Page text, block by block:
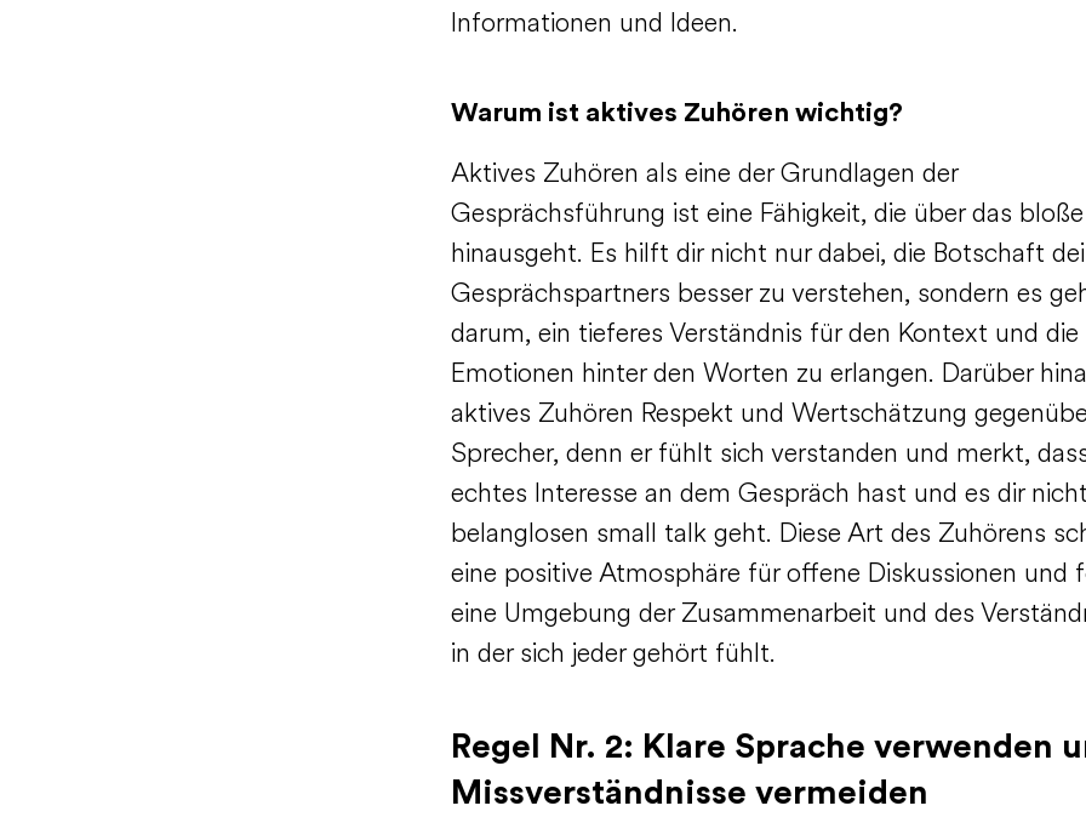
Informationen und Ideen.
Warum ist aktives Zuhören wichtig?
Aktives Zuhören als eine der Grundlagen der
Gesprächsführung ist eine Fähigkeit, die über das
hinausgeht. Es hilft dir nicht nur dabei, die Botschaft
Gesprächspartners besser zu verstehen, sondern es
darum, ein tieferes Verständnis für den Kontext und die
Emotionen hinter den Worten zu erlangen. Darüber
aktives Zuhören Respekt und Wertschätzung
Sprecher, denn er fühlt sich verstanden und merkt,
echtes Interesse an dem Gespräch hast und es dir
belanglosen small talk geht. Diese Art des Zuhörens
eine positive Atmosphäre für offene Diskussionen und
eine Umgebung der Zusammenarbeit und des
in der sich jeder gehört fühlt.
Regel Nr. 2: Klare Sprache verwenden
Missverständnisse vermeiden